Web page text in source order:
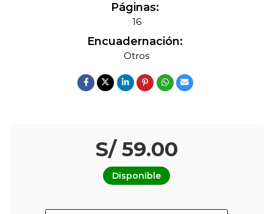
Páginas:
16
Encuadernación:
Otros
S/ 59.00
Disponible